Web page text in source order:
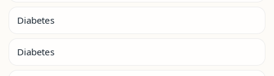
Diabetes
Diabetes